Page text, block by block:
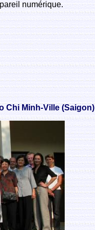
numérique.
Chi Minh-Ville (Saigon)